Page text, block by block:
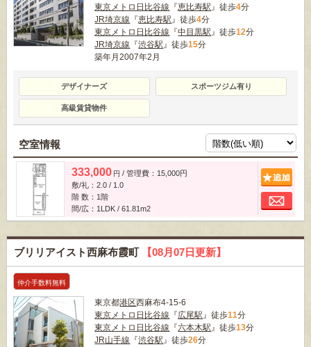
東京メトロ日比谷線 『恵比寿駅 』徒歩4分
JR埼京線 『恵比寿駅 』徒歩4分
東京メトロ日比谷線 『中目黒駅 』徒歩12分
JR埼京線 『渋谷駅 』徒歩15分
築年月2007年2月
デザイナーズ スポーツジム有り
高級賃貸物件
空室情報
333,000 円 / 管理費：15,000円
敷/礼：2.0 / 1.0
階 数：1階
間/広：1LDK / 61.81m2
ブリリアイスト西麻布霞町 【08月07日更新】
仲介手数料無料
東京都港区西麻布4-15-6
東京メトロ日比谷線 『広尾駅 』徒歩11分
東京メトロ日比谷線 『六本木駅 』徒歩13分
JR山手線 『渋谷駅 』徒歩26分